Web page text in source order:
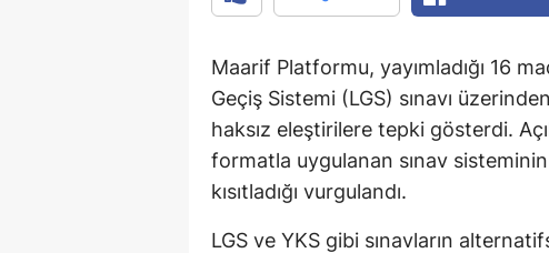
Maarif Platformu, yayımladığı 16
Geçiş Sistemi (LGS) sınavı
haksız eleştirilere tepki gösterdi.
formatla uygulanan sınav
kısıtladığı vurgulandı.
LGS ve YKS gibi sınavların